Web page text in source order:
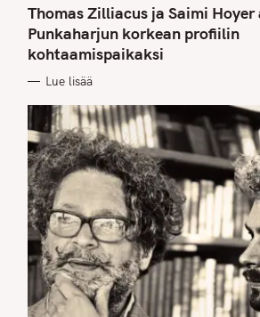
T
E
G
O
R
I
S
Thomas Zilliacus ja Saimi
Punkaharjun korkean profiilin
kohtaamispaikaksi
Lue lisää